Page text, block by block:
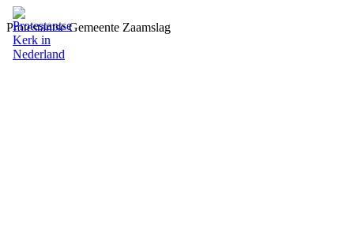
Protestantse Gemeente Zaamslag